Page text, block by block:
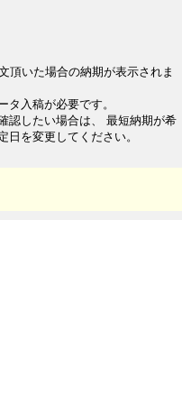
頂いた場合の納期が表示されま
入稿が必要です。
認したい場合は、 最短納期が希
日を変更してください。